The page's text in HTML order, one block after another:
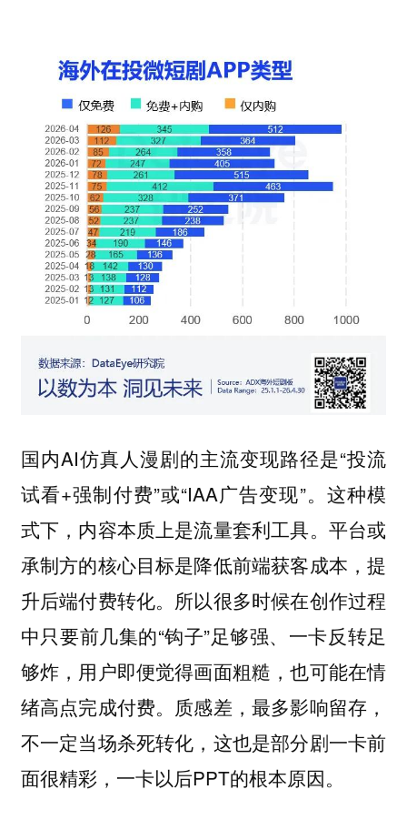
国内AI仿真人漫剧的主流变现路径是“投流
试看+强制付费”或“IAA广告变现”。这种模
式下，内容本质上是流量套利工具。平台或
承制方的核心目标是降低前端获客成本，提
升后端付费转化。所以很多时候在创作过程
中只要前几集的“钩子”足够强、一卡反转足
够炸，用户即便觉得画面粗糙，也可能在情
绪高点完成付费。质感差，最多影响留存，
不一定当场杀死转化，这也是部分剧一卡前
面很精彩，一卡以后PPT的根本原因。